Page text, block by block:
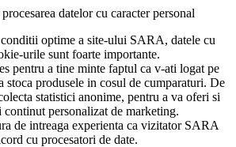
datelor cu caracter personal
optime a site-ului SARA, datele cu
urile sunt foarte importante.
pentru a tine minte faptul ca v-ati logat pe
stoca produsele in cosul de cumparaturi. De
statistici anonime, pentru a va oferi si
personalizat de marketing.
de intreaga experienta ca vizitator SARA
cu procesatori de date.